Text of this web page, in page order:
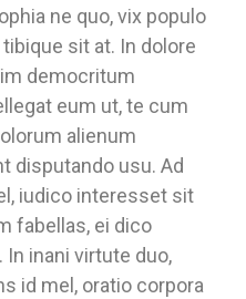
ne quo, vix populo
sit at. In dolore
democritum
eum ut, te cum
alienum
disputando usu. Ad
iudico interesset sit
fabellas, ei dico
inani virtute duo,
id mel, oratio corpora